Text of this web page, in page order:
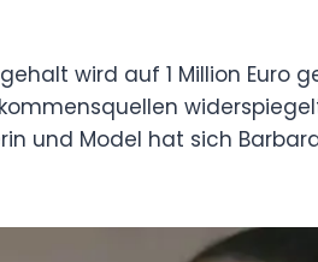
wird auf 1 Million Euro
und Model hat sich